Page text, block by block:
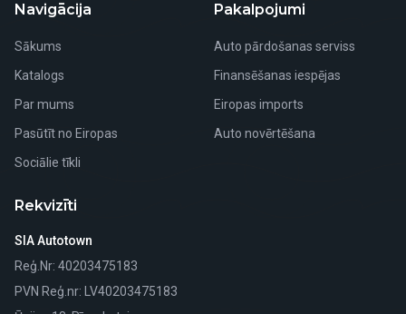
Navigācija
Sākums
Katalogs
Par mums
Pasūtīt no Eiropas
Sociālie tīkli
Pakalpojumi
Auto pārdošanas serviss
Finansēšanas iespējas
Eiropas imports
Auto novērtēšana
Rekvizīti
SIA Autotown
Reģ.Nr: 40203475183
PVN Reģ.nr: LV40203475183